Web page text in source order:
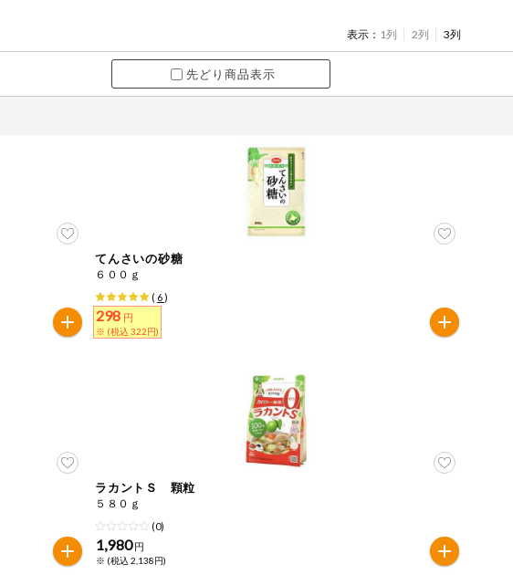
ごま
もも りんご
表示： 1列 2列 3列
先どり商品表示
てんさいの砂糖
６００ｇ
( 6)
298 円
※ (税込 322円)
ラカントＳ 顆粒
５８０ｇ
(0)
1,980 円
※ (税込 2,138円)